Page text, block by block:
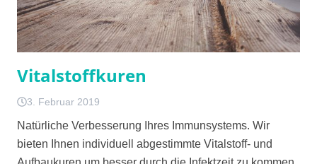
Vitalstoffkuren
3. Februar 2019
Natürliche Verbesserung Ihres Immunsystems. Wir
bieten Ihnen individuell abgestimmte Vitalstoff- und